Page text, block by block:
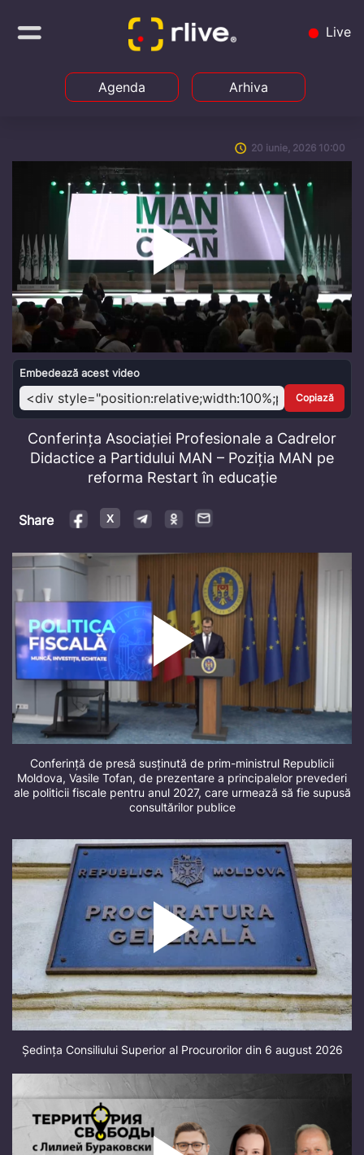
Live
Agenda Arhiva
20 iunie, 2026 10:00
Play
Video
Embedează acest video
Copiază
Conferința Asociației Profesionale a Cadrelor
Didactice a Partidului MAN – Poziția MAN pe
reforma Restart în educație
Share
Conferință de presă susținută de prim-ministrul Republicii
Moldova, Vasile Tofan, de prezentare a principalelor prevederi
ale politicii fiscale pentru anul 2027, care urmează să fie supusă
consultărilor publice
Ședința Consiliului Superior al Procurorilor din 6 august 2026